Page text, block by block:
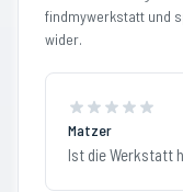
findmywerkstatt und
wider.
Matzer
Ist die Werkstatt